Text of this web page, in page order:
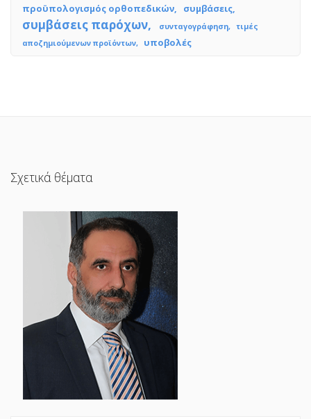
προϋπολογισμός ορθοπεδικών συμβάσεις
συμβάσεις παρόχων συνταγογράφηση
τιμές
αποζημιούμενων προϊόντων
υποβολές
Σχετικά θέματα